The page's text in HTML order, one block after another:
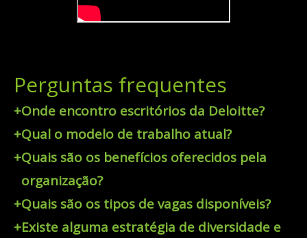
Perguntas frequentes
+Onde encontro escritórios da Deloitte?
+Qual o modelo de trabalho atual?
+Quais são os benefícios oferecidos pela
organização?
+Quais são os tipos de vagas disponíveis?
+Existe alguma estratégia de diversidade e